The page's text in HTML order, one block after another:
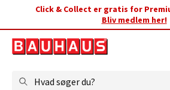
Click & Collect er gratis for
Bliv medlem her!
Hvad søger du?